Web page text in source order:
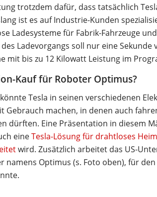
trotzdem dafür, dass tatsächlich
ist es auf Industrie-Kunden
Ladesysteme für Fabrik-Fahrzeuge
des Ladevorgangs soll nur eine
mit bis zu 12 Kilowatt Leistung im
Kauf für Roboter Optimus?
Tesla in seinen verschiedenen
Gebrauch machen, in denen auch
dürften. Eine Präsentation in diesem
eineTesla-Lösung für drahtloses
wird. Zusätzlich arbeitet das US-
namens Optimus (s. Foto oben), für